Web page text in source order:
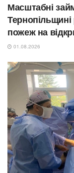
Масштабні
Тернопільщині
пожеж на
01.08.2026